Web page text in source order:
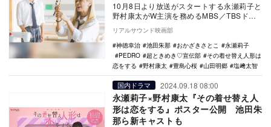
10月8日より放送がスタートする永瀬莉子と
野村康太がW主演を務めるMBS／TBSドラ
マイズム『その着せ替え人形（ビスク・ド
ール）…
リアルサウンド映画部
神徳幸治
池田朱那 おかざきさとこ
永瀬莉子
PEDRO
超ときめき♡宣伝部
その着せ替え人形は
恋をする
野村康太 豊島心桜 山田明郷 塩﨑太智
国内ドラマ 2024.09.18 08:00
永瀬莉子×野村康太『その着せ替え人
形は恋をする』ポスター公開 池田朱
那ら新キャストも